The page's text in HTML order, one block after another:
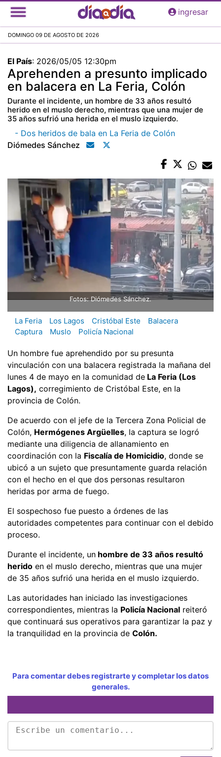
Pasar
al
principal
ingresar
DOMINGO 09 DE AGOSTO DE 2026
El País: 2026/05/05 12:30pm
Aprehenden a presunto implicado
en balacera en La Feria, Colón
Durante el incidente, un hombre de 33 años resultó
herido en el muslo derecho, mientras que una mujer de
35 años sufrió una herida en el muslo izquierdo.
- Dos heridos de bala en La Feria de Colón
Diómedes Sánchez
Fotos: Diómedes Sánchez.
La Feria Los Lagos Cristóbal Este
Balacera
Captura
Muslo Policía Nacional
Un hombre fue aprehendido por su presunta
vinculación con una balacera registrada la mañana del
lunes 4 de mayo en la comunidad de La Feria (Los
Lagos), corregimiento de Cristóbal Este, en la
provincia de Colón.
De acuerdo con el jefe de la Tercera Zona Policial de
Colón, Hermógenes Argüelles, la captura se logró
mediante una diligencia de allanamiento en
coordinación con la Fiscalía de Homicidio, donde se
ubicó a un sujeto que presuntamente guarda relación
con el hecho en el que dos personas resultaron
heridas por arma de fuego.
El sospechoso fue puesto a órdenes de las
autoridades competentes para continuar con el debido
proceso.
Durante el incidente, un hombre de 33 años resultó
herido en el muslo derecho, mientras que una mujer
de 35 años sufrió una herida en el muslo izquierdo.
Las autoridades han iniciado las investigaciones
correspondientes, mientras la Policía Nacional reiteró
que continuará sus operativos para garantizar la paz y
la tranquilidad en la provincia de Colón.
Para comentar debes registrarte y completar los datos
generales.